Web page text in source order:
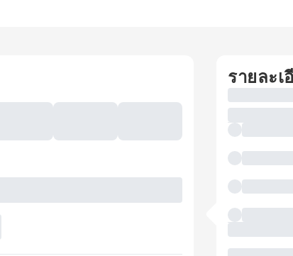
รายละเ